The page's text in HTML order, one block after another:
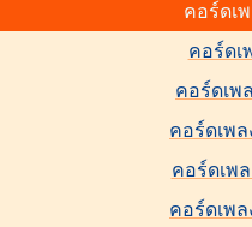
คอร์ดเ
คอร์ดเ
คอร์ดเพ
คอร์ดเพ
คอร์ดเพ
คอร์ดเพ